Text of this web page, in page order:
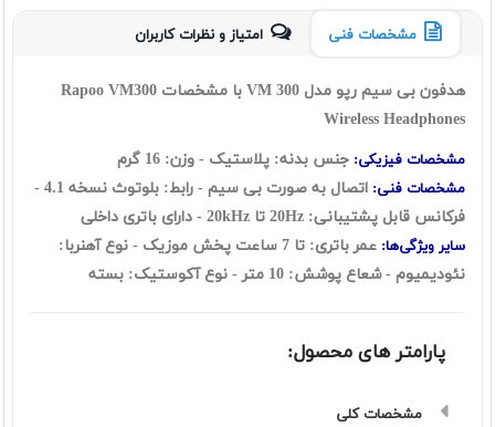
مشخصات فنی امتیاز و نظرات کاربران
هدفون بی سیم رپو مدل VM 300 با مشخصات Rapoo VM300
Wireless Headphones
مشخصات فیزیکی: جنس بدنه: پلاستیک - وزن: 16 گرم
مشخصات فنی:
اتصال به صورت بی سیم - رابط: بلوتوث نسخه 4.1 -
فرکانس قابل پشتیبانی: 20Hz تا 20kHz - دارای باتری داخلی
سایر ویژگی‌ها:
عمر باتری: تا 7 ساعت پخش موزیک - نوع آهنربا:
نئودیمیوم - شعاع پوشش: 10 متر - نوع آکوستیک: بسته
پارامتر های محصول:
مشخصات کلی